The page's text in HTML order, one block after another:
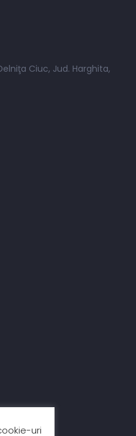
Ciuc, Jud. Harghita,
uri